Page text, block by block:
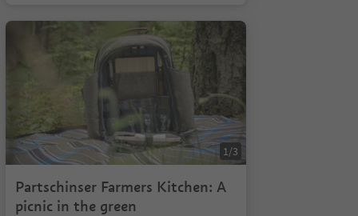
1/3
Partschinser Farmers Kitchen: A
picnic in the green